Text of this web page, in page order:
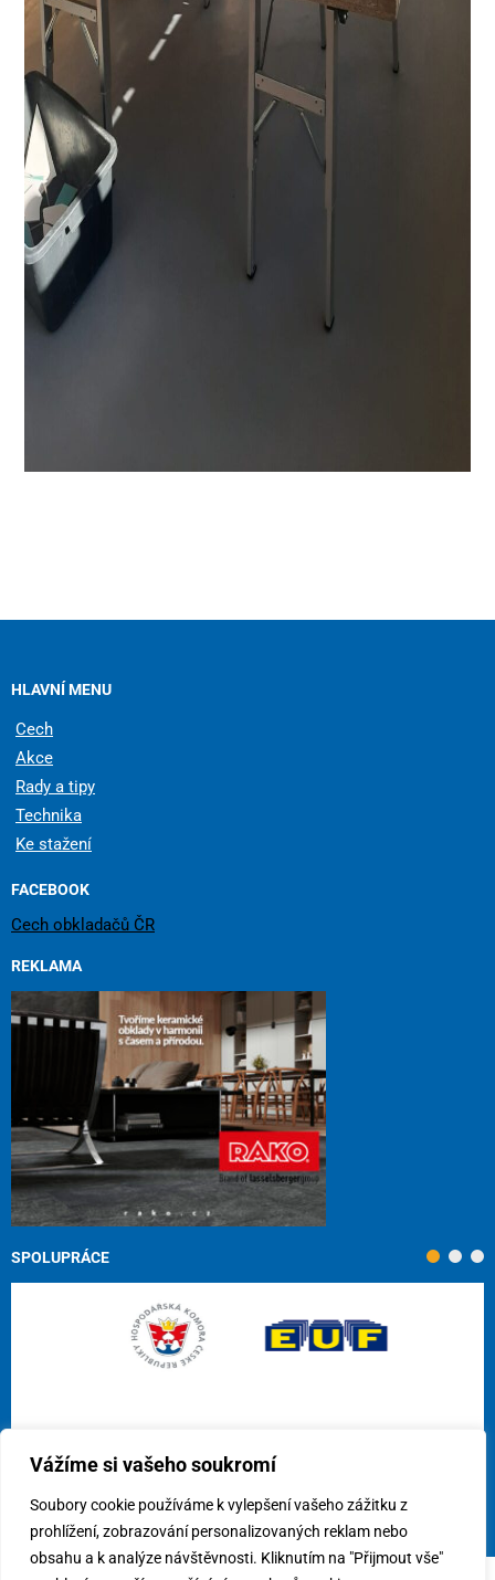
Vážíme si vašeho soukromí
Soubory cookie používáme k vylepšení vašeho zážitku z
prohlížení, zobrazování personalizovaných reklam nebo
obsahu a k analýze návštěvnosti. Kliknutím na "Přijmout vše"
HLAVNÍ MENU
Cech
Akce
Rady a tipy
Technika
Ke stažení
FACEBOOK
Cech obkladačů ČR
REKLAMA
SPOLUPRÁCE